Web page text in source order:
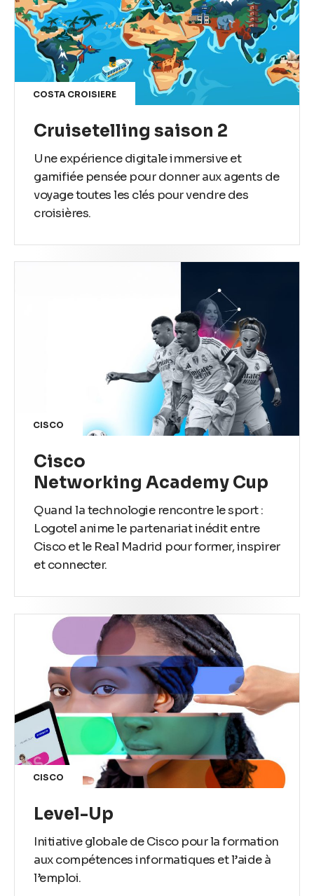
COSTA CROISIERE
Cruisetelling saison 2
Une expérience digitale immersive et
gamifiée pensée pour donner aux agents de
voyage toutes les clés pour vendre des
croisières.
CISCO
Cisco
Networking Academy Cup
Quand la technologie rencontre le sport :
Logotel anime le partenariat inédit entre
Cisco et le Real Madrid pour former, inspirer
et connecter.
CISCO
Level-Up
Initiative globale de Cisco pour la formation
aux compétences informatiques et l’aide à
l’emploi.